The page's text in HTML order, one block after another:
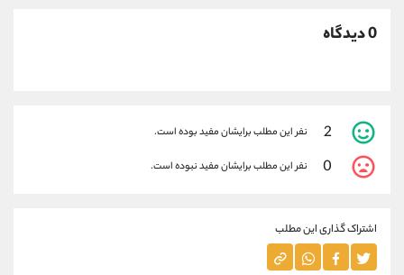
0 دیدگاه
2 نفر این مطلب برایشان مفید بوده است.
0 نفر این مطلب برایشان مفید نبوده است.
اشتراک گذاری این مطلب